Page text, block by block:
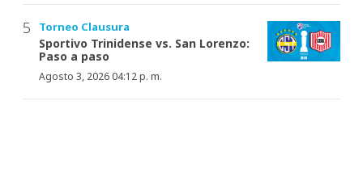
Torneo Clausura
Sportivo Trinidense vs. San Lorenzo:
Paso a paso
Agosto 3, 2026 04:12 p. m.